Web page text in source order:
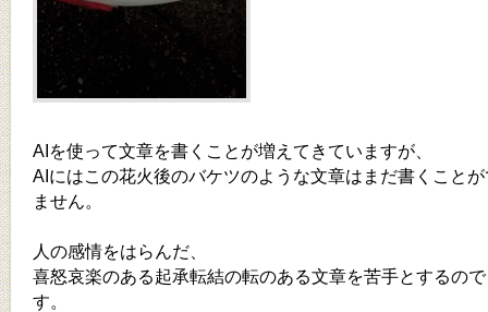
AIを使って文章を書くことが増えてきていますが、
AIにはこの花火後のバケツのような文章はまだ書くこと
ません。
人の感情をはらんだ、
喜怒哀楽のある起承転結の転のある文章を苦手とするので
す。